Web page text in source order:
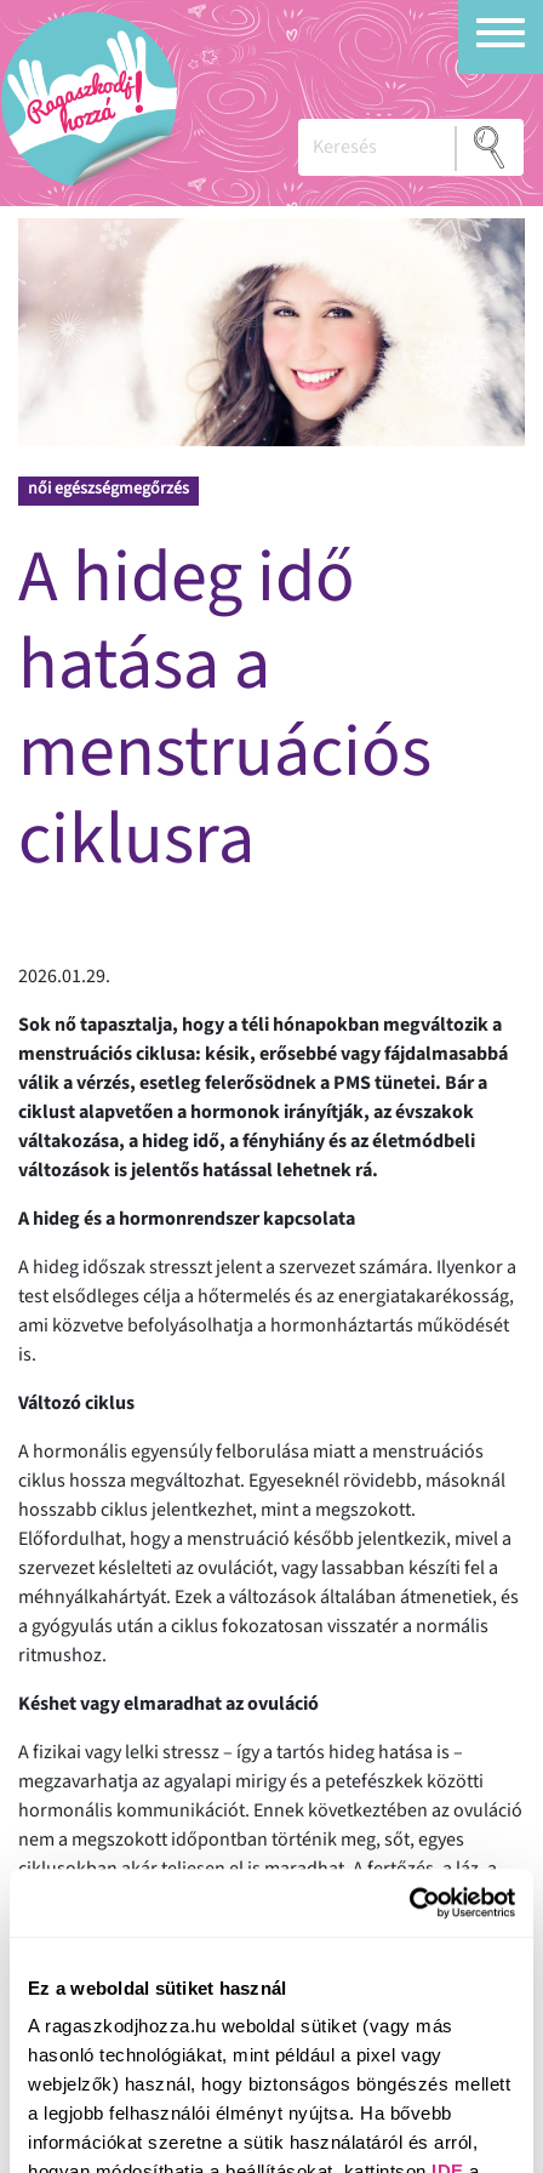
Ez a weboldal sütiket használ
A ragaszkodjhozza.hu weboldal sütiket (vagy más
hasonló technológiákat, mint például a pixel vagy
webjelzők) használ, hogy biztonságos böngészés mellett
a legjobb felhasználói élményt nyújtsa. Ha bővebb
információkat szeretne a sütik használatáról és arról,
női egészségmegőrzés
A hideg idő
hatása a
menstruációs
ciklusra
2026.01.29.
Sok nő tapasztalja, hogy a téli hónapokban megváltozik a
menstruációs ciklusa: késik, erősebbé vagy fájdalmasabbá
válik a vérzés, esetleg felerősödnek a PMS tünetei. Bár a
ciklust alapvetően a hormonok irányítják, az évszakok
váltakozása, a hideg idő, a fényhiány és az életmódbeli
változások is jelentős hatással lehetnek rá.
A hideg és a hormonrendszer kapcsolata
A hideg időszak stresszt jelent a szervezet számára. Ilyenkor a
test elsődleges célja a hőtermelés és az energiatakarékosság,
ami közvetve befolyásolhatja a hormonháztartás működését
is.
Változó ciklus
A hormonális egyensúly felborulása miatt a menstruációs
ciklus hossza megváltozhat. Egyeseknél rövidebb, másoknál
hosszabb ciklus jelentkezhet, mint a megszokott.
Előfordulhat, hogy a menstruáció később jelentkezik, mivel a
szervezet késlelteti az ovulációt, vagy lassabban készíti fel a
méhnyálkahártyát. Ezek a változások általában átmenetiek, és
a gyógyulás után a ciklus fokozatosan visszatér a normális
ritmushoz.
Késhet vagy elmaradhat az ovuláció
A fizikai vagy lelki stressz – így a tartós hideg hatása is –
megzavarhatja az agyalapi mirigy és a petefészkek közötti
hormonális kommunikációt. Ennek következtében az ovuláció
nem a megszokott időpontban történik meg, sőt, egyes
ciklusokban akár teljesen el is maradhat. A fertőzés, a láz, a
gyulladásos folyamatok és a megnövekedett stresszhormon-
szint (például kortizol) szintén késleltethetik az ovulációt.
Súlyosabb vagy elhúzódó betegség esetén előfordulhat, hogy
meg az ovuláció. Ez egy természetes védekező mechanizmus:
a test így próbálja elkerülni a terhességet egy olyan
időszakban, amikor a regenerációra kell összpontosítania.
Ingadozhat az ösztrogén- és progeszteronszint